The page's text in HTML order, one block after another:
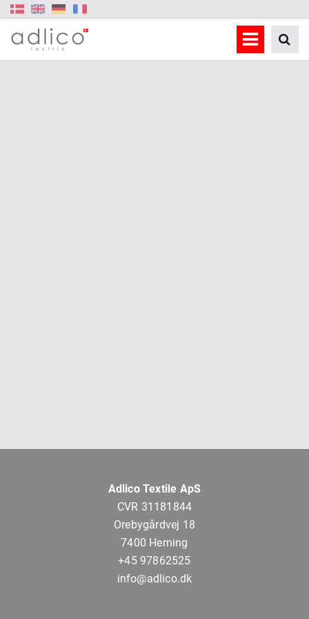
Adlico Textile ApS
CVR 31181844
Orebygårdvej 18
7400 Herning
+45 97862525
info@adlico.dk